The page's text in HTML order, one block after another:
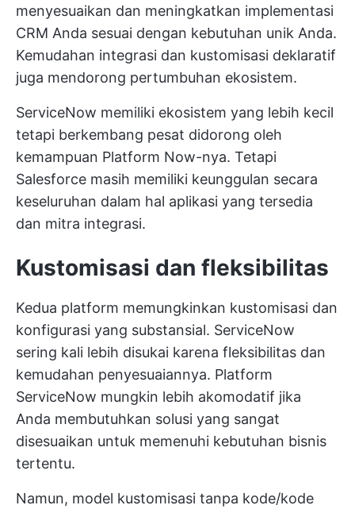
menyesuaikan dan meningkatkan implementasi
CRM Anda sesuai dengan kebutuhan unik Anda.
Kemudahan integrasi dan kustomisasi deklaratif
juga mendorong pertumbuhan ekosistem.
ServiceNow memiliki ekosistem yang lebih kecil
tetapi berkembang pesat didorong oleh
kemampuan Platform Now-nya. Tetapi
Salesforce masih memiliki keunggulan secara
keseluruhan dalam hal aplikasi yang tersedia
dan mitra integrasi.
Kustomisasi dan fleksibilitas
Kedua platform memungkinkan kustomisasi dan
konfigurasi yang substansial. ServiceNow
sering kali lebih disukai karena fleksibilitas dan
kemudahan penyesuaiannya. Platform
ServiceNow mungkin lebih akomodatif jika
Anda membutuhkan solusi yang sangat
disesuaikan untuk memenuhi kebutuhan bisnis
tertentu.
Namun, model kustomisasi tanpa kode/kode